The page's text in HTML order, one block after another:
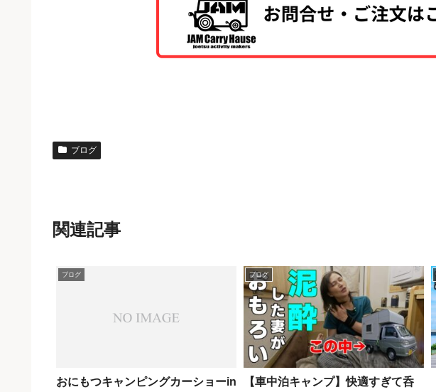
ブログ
関連記事
ブログ
おにもつキャンピングカーショーin
ブログ
【車中泊キャンプ】快適すぎて呑